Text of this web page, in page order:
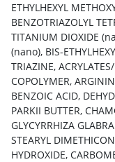
ETHYLHEXYL
BENZOTRIAZOLYL
TITANIUM DIOXIDE
(nano), BIS-
TRIAZINE,
COPOLYMER,
BENZOIC ACID,
PARKII BUTTER,
GLYCYRRHIZA
STEARYL
HYDROXIDE,